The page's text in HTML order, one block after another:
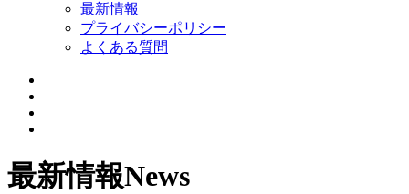
最新情報
プライバシーポリシー
よくある質問
最新情報News